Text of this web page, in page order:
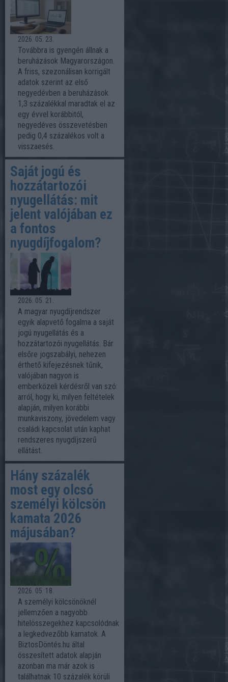
2026. 05. 23.
Továbbra is gyengén állnak a
beruházások Magyarországon.
A friss, szezonálisan korrigált
adatok szerint az első
negyedévben a beruházások
1,3 százalékkal maradtak el az
egy évvel korábbitól,
negyedéves összevetésben
pedig 0,4 százalékos volt a
visszaesés.
Saját jogú és
hozzátartozói
nyugellátás: mit
jelent valójában ez
a fontos
nyugdíjfogalom?
2026. 05. 21.
A magyar nyugdíjrendszer
egyik alapvető fogalma a saját
jogú nyugellátás és a
hozzátartozói nyugellátás. Bár
elsőre jogszabályi, nehezen
érthető kifejezésnek tűnik,
valójában nagyon is
emberközeli kérdésről van szó:
arról, hogy ki, milyen feltételek
alapján, milyen korábbi
munkaviszony, jövedelem vagy
családi kapcsolat után kaphat
rendszeres nyugdíjszerű
ellátást.
Hány százalék
most egy olcsó
személyi kölcsön
kamata 2026
májusában?
2026. 05. 18.
A személyi kölcsönöknél
jellemzően a nagyobb
hitelösszegekhez kapcsolódnak
a legkedvezőbb kamatok. A
BiztosDöntés.hu által
összesített adatok alapján
azonban ma már azok is
találhatnak 10 százalék körüli